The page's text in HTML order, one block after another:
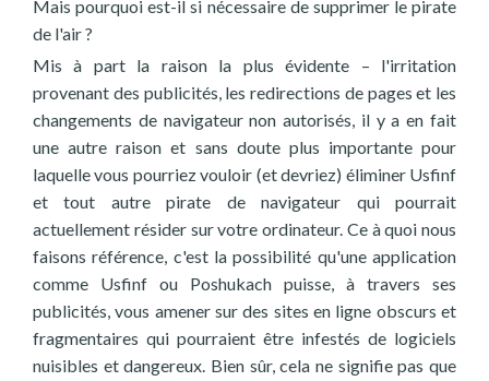
Mais pourquoi est-il si nécessaire de supprimer le pirate
de l'air ?
Mis à part la raison la plus évidente – l'irritation
provenant des publicités, les redirections de pages et les
changements de navigateur non autorisés, il y a en fait
une autre raison et sans doute plus importante pour
laquelle vous pourriez vouloir (et devriez) éliminer Usfinf
et tout autre pirate de navigateur qui pourrait
actuellement résider sur votre ordinateur. Ce à quoi nous
faisons référence, c'est la possibilité qu'une application
comme Usfinf ou Poshukach puisse, à travers ses
publicités, vous amener sur des sites en ligne obscurs et
fragmentaires qui pourraient être infestés de logiciels
nuisibles et dangereux. Bien sûr, cela ne signifie pas que